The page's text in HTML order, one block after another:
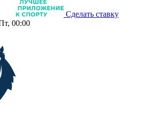
Сделать ставку
00:00